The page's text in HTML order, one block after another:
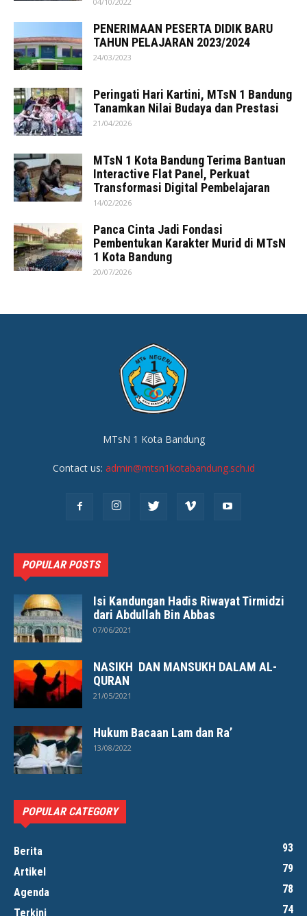
PENERIMAAN PESERTA DIDIK BARU
TAHUN PELAJARAN 2023/2024
24/03/2023
Peringati Hari Kartini, MTsN 1 Bandung
Tanamkan Nilai Budaya dan Prestasi
21/04/2026
MTsN 1 Kota Bandung Terima Bantuan
Interactive Flat Panel, Perkuat
Transformasi Digital Pembelajaran
14/02/2026
Panca Cinta Jadi Fondasi
Pembentukan Karakter Murid di MTsN
1 Kota Bandung
20/07/2026
MTsN 1 Kota Bandung
Contact us: admin@mtsn1kotabandung.sch.id
POPULAR POSTS
Isi Kandungan Hadis Riwayat Tirmidzi
dari Abdullah Bin Abbas
07/06/2021
NASIKH DAN MANSUKH DALAM AL-
QURAN
21/05/2021
Hukum Bacaan Lam dan Ra’
13/08/2022
POPULAR CATEGORY
Berita
93
Artikel
79
Agenda
78
Terkini
74